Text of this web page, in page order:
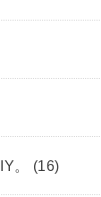
。 (16)